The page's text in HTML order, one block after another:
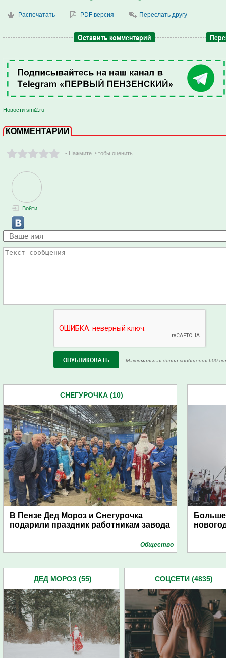
Распечатать PDF версия Переслать другу
Оставить комментарий
Новости smi2.ru
КОММЕНТАРИИ
- Нажмите ,чтобы оценить
Войти
Максимальная длина сообщения 600
СНЕГУРОЧКА (10)
В Пензе Дед Мороз и Снегурочка
подарили праздник работникам завода
Общество
ДЕД МОРОЗ (55) СОЦСЕТИ (4835)